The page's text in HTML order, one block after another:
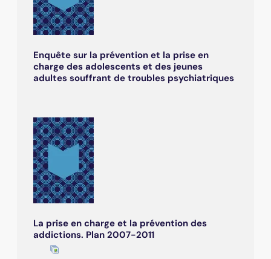
Enquête sur la prévention et la prise en
charge des adolescents et des jeunes
adultes souffrant de troubles psychiatriques
La prise en charge et la prévention des
addictions. Plan 2007-2011